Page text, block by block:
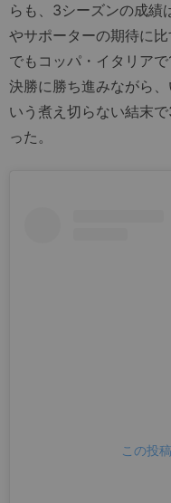
らも、3シーズンの成
やサポーターの期待に
でもコッパ・イタリア
決勝に勝ち進みながら
いう煮え切らない結末
った。
この投